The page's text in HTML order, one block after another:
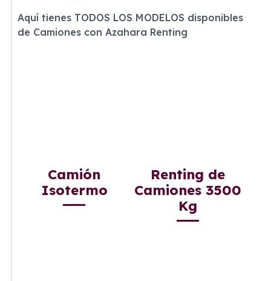
Aquí tienes TODOS LOS MODELOS disponibles
de Camiones con Azahara Renting
Camión
Isotermo
Renting de
Camiones 3500
Kg